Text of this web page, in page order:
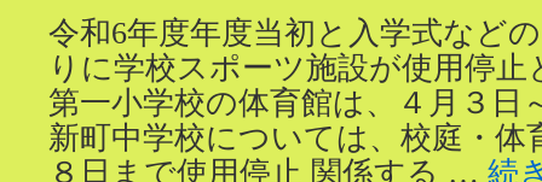
令和6年度年度当初と入学式など
りに学校スポーツ施設が使用停
第一小学校の体育館は、４月３日
新町中学校については、校庭・体
８日まで使用停止 関係する … 続